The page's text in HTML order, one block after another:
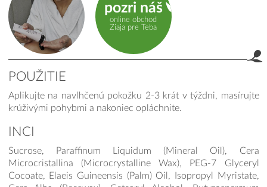
Použitie
pozri náš
online obchod
Ziaja pre Teba
POUŽITIE
Aplikujte na navlhčenú pokožku 2-3 krát v týždni, masírujte
krúživými pohybmi a nakoniec opláchnite.
INCI
Sucrose, Paraffinum Liquidum (Mineral Oil), Cera
Microcristallina (Microcrystalline Wax), PEG-7 Glyceryl
Cocoate, Elaeis Guineensis (Palm) Oil, Isopropyl Myristate,